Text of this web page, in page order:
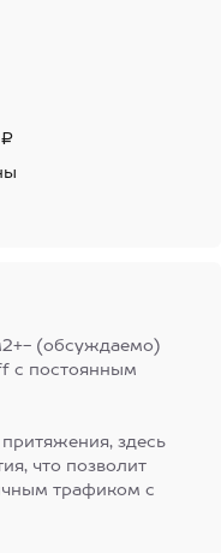
(обсуждаемо)
с постоянным
здесь
что позволит
трафиком с